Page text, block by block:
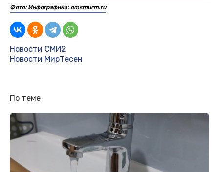
Фото: Инфографика: omsmurm.ru
В России хотят открыть примирительные
центры при храмах